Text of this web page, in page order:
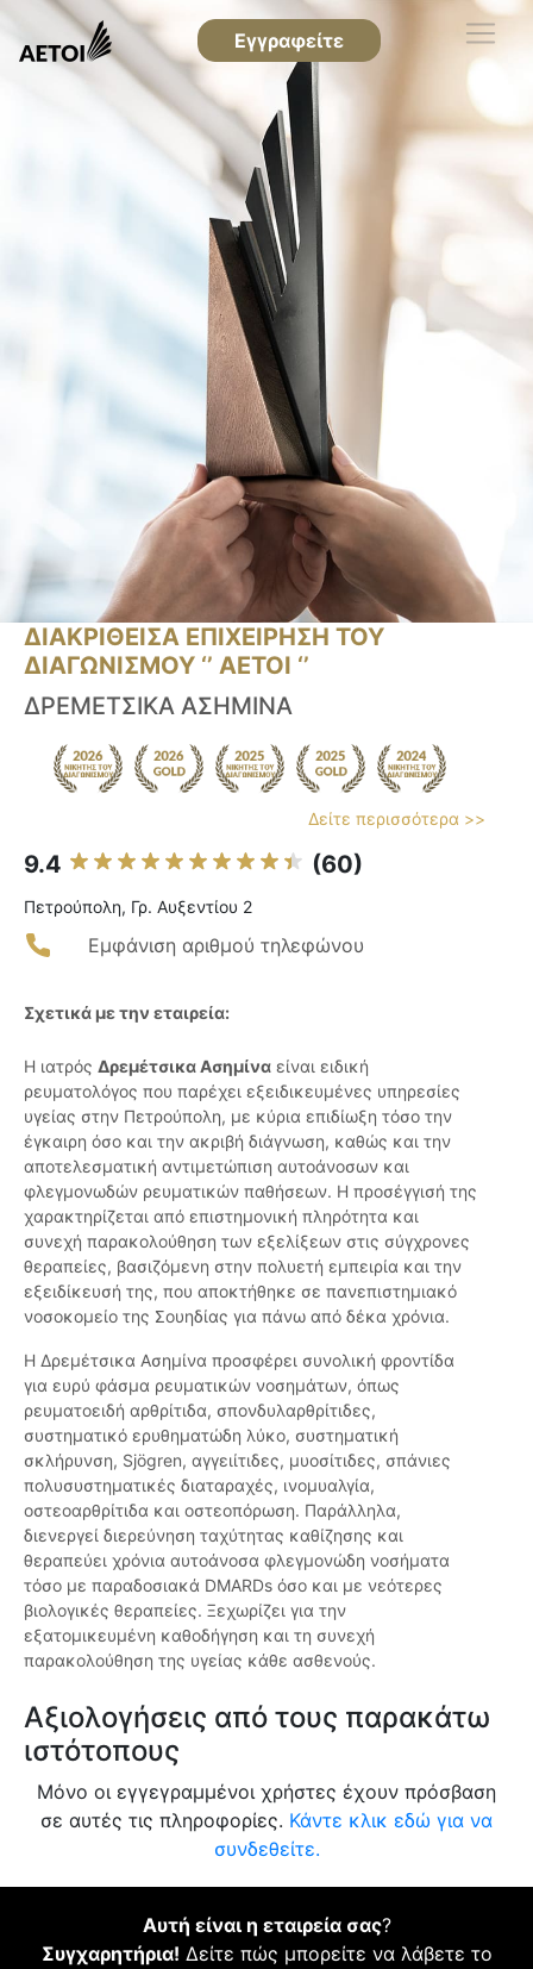
Εγγραφείτε
ΔΙΑΚΡΙΘΕΙΣΑ ΕΠΙΧΕΙΡΗΣΗ ΤΟΥ
ΔΙΑΓΩΝΙΣΜΟΥ ‘’ ΑΕΤΟΙ ‘’
ΔΡΕΜΕΤΣΙΚΑ ΑΣΗΜΙΝΑ
Δείτε περισσότερα >>
9.4 (60)
Πετρούπολη, Γρ. Αυξεντίου 2
Εμφάνιση αριθμού τηλεφώνου
Σχετικά με την εταιρεία:
Η ιατρός Δρεμέτσικα Ασημίνα είναι ειδική
ρευματολόγος που παρέχει εξειδικευμένες υπηρεσίες
υγείας στην Πετρούπολη, με κύρια επιδίωξη τόσο την
έγκαιρη όσο και την ακριβή διάγνωση, καθώς και την
αποτελεσματική αντιμετώπιση αυτοάνοσων και
φλεγμονωδών ρευματικών παθήσεων. Η προσέγγισή της
χαρακτηρίζεται από επιστημονική πληρότητα και
συνεχή παρακολούθηση των εξελίξεων στις σύγχρονες
θεραπείες, βασιζόμενη στην πολυετή εμπειρία και την
εξειδίκευσή της, που αποκτήθηκε σε πανεπιστημιακό
νοσοκομείο της Σουηδίας για πάνω από δέκα χρόνια.
Η Δρεμέτσικα Ασημίνα προσφέρει συνολική φροντίδα
για ευρύ φάσμα ρευματικών νοσημάτων, όπως
ρευματοειδή αρθρίτιδα, σπονδυλαρθρίτιδες,
συστηματικό ερυθηματώδη λύκο, συστηματική
σκλήρυνση, Sjögren, αγγειίτιδες, μυοσίτιδες, σπάνιες
πολυσυστηματικές διαταραχές, ινομυαλγία,
οστεοαρθρίτιδα και οστεοπόρωση. Παράλληλα,
διενεργεί διερεύνηση ταχύτητας καθίζησης και
θεραπεύει χρόνια αυτοάνοσα φλεγμονώδη νοσήματα
τόσο με παραδοσιακά DMARDs όσο και με νεότερες
βιολογικές θεραπείες. Ξεχωρίζει για την
εξατομικευμένη καθοδήγηση και τη συνεχή
παρακολούθηση της υγείας κάθε ασθενούς.
Αξιολογήσεις από τους παρακάτω
ιστότοπους
Μόνο οι εγγεγραμμένοι χρήστες έχουν πρόσβαση
σε αυτές τις πληροφορίες. Κάντε κλικ εδώ για να
συνδεθείτε.
Αυτή είναι η εταιρεία σας?
Συγχαρητήρια! Δείτε πώς μπορείτε να λάβετε το